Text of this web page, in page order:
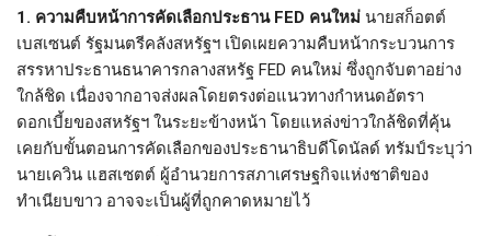
1. ความคืบหน้าการคัดเลือกประธาน FED คนใหม่ นายสก็อตต์
เบสเซนต์ รัฐมนตรีคลังสหรัฐฯ เปิดเผยความคืบหน้ากระบวนการ
สรรหาประธานธนาคารกลางสหรัฐ FED คนใหม่ ซึ่งถูกจับตาอย่าง
ใกล้ชิด เนื่องจากอาจส่งผลโดยตรงต่อแนวทางกำหนดอัตรา
ดอกเบี้ยของสหรัฐฯ ในระยะข้างหน้า โดยแหล่งข่าวใกล้ชิดที่คุ้น
เคยกับขั้นตอนการคัดเลือกของประธานาธิบดีโดนัลด์ ทรัมป์ระบุว่า
นายเควิน แฮสเซตต์ ผู้อำนวยการสภาเศรษฐกิจแห่งชาติของ
ทำเนียบขาว อาจจะเป็นผู้ที่ถูกคาดหมายไว้